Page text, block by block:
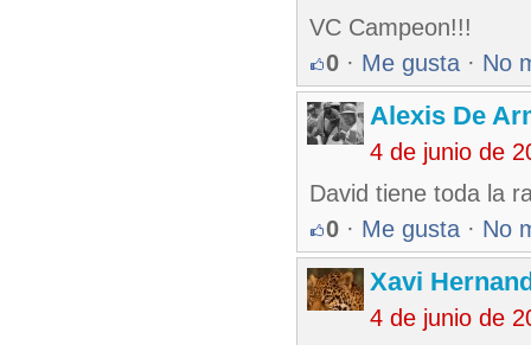
VC Campeon!!!
0 · Me gusta · No
Alexis De
4 de junio de
David tiene toda la
0 · Me gusta · No
Xavi
4 de junio de